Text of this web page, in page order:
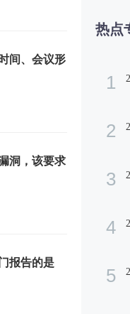
间、会议形
洞，该要求
报告的是
热点
1
2
3
4
5